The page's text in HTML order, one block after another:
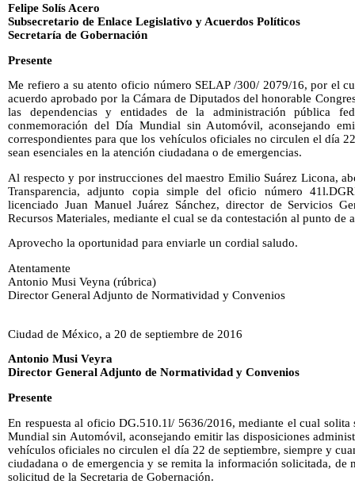
Felipe Solís Acero
Subsecretario de Enlace Legislativo y Acuerdos Políticos
Secretaría de Gobernación
Presente
Me refiero a su atento oficio número SELAP /300/ 2079/16, por el
acuerdo aprobado por la Cámara de Diputados del honorable
las dependencias y entidades de la administración pública
conmemoración del Día Mundial sin Automóvil, aconsejando
correspondientes para que los vehículos oficiales no circulen el día
sean esenciales en la atención ciudadana o de emergencias.
Al respecto y por instrucciones del maestro Emilio Suárez Licona,
Transparencia, adjunto copia simple del oficio número
licenciado Juan Manuel Juárez Sánchez, director de Servicios
Recursos Materiales, mediante el cual se da contestación al punto de
Aprovecho la oportunidad para enviarle un cordial saludo.
Atentamente
Antonio Musi Veyna (rúbrica)
Director General Adjunto de Normatividad y Convenios
Ciudad de México, a 20 de septiembre de 2016
Antonio Musi Veyra
Director General Adjunto de Normatividad y Convenios
Presente
En respuesta al oficio DG.510.1l/ 5636/2016, mediante el cual
Mundial sin Automóvil, aconsejando emitir las disposiciones
vehículos oficiales no circulen el día 22 de septiembre, siempre y
ciudadana o de emergencia y se remita la información solicitada, de
solicitud de la Secretaria de Gobernación.